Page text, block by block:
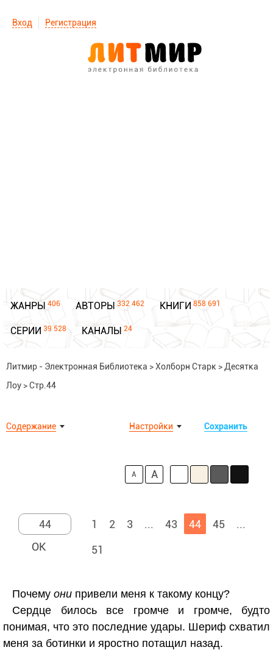
Вход Регистрация
ЖАНРЫ 406 АВТОРЫ 332 462 КНИГИ 858 691
СЕРИИ 39 528 КАНАЛЫ 24
Литмир - Электронная Библиотека >Холборн Старк > Десятка
Лоу >Стр.44
Содержание Сохранить
Настройки
A A
1 2 3 ... 43 44 45
...
51
Почему они привели меня к такому концу?
Сердце билось все громче и громче, будто
понимая, что это последние удары. Шериф схватил
меня за ботинки и яростно потащил назад.